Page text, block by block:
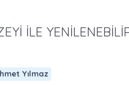
İLE
Yılmaz